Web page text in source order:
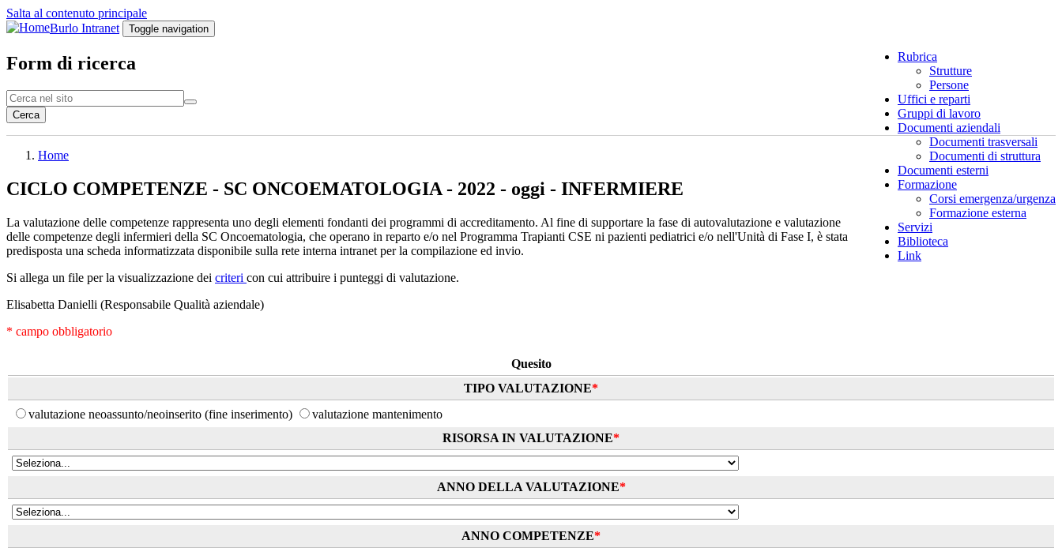
Salta al contenuto principale
Burlo Intranet
Toggle navigation
Rubrica
Strutture
Persone
Uffici e reparti
Gruppi di lavoro
Documenti aziendali
Documenti trasversali
Documenti di struttura
Documenti esterni
Formazione
Corsi emergenza/urgenza
Formazione esterna
Servizi
Biblioteca
Link
Form di ricerca
Cerca
Home
CICLO COMPETENZE - SC ONCOEMATOLOGIA - 2022 - oggi - INFERMIERE
La valutazione delle competenze rappresenta uno degli elementi fondanti dei programmi di accreditamento. Al fine di supportare la fase di autovalutazione e valutazione
delle competenze degli infermieri della SC Oncoematologia, che operano in reparto e/o nel Programma Trapianti CSE ni pazienti pediatrici e/o nell'Unità di Fase I, è stata
predisposta una scheda informatizzata disponibile sulla rete interna intranet per la compilazione ed invio.
Si allega un file per la visualizzazione dei criteri con cui attribuire i punteggi di valutazione.
Elisabetta Danielli (Responsabile Qualità aziendale)
* campo obbligatorio
Quesito
TIPO VALUTAZIONE*
valutazione neoassunto/neoinserito (fine inserimento)
valutazione mantenimento
RISORSA IN VALUTAZIONE*
ANNO DELLA VALUTAZIONE*
ANNO COMPETENZE*